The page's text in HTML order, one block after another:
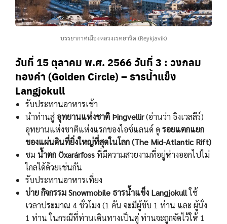
บรรยากาศเมืองหลวงเรคยาวิค (Reykjavik)
วันที่ 15 ตุลาคม พ.ศ. 2566วันที่ 3 : วงกลม
ทองคำ (Golden Circle) – ธารน้ำแข็ง
Langjokull
รับประทานอาหารเช้า
นําท่านสู่ อุทยานแห่งชาติ Þingvellir(อ่านว่า ธิงเวลลีร์)
อุทยานแห่งชาติแห่งแรกของไอซ์แลนด์ ดู รอยแตกแยก
ของแผ่นดินที่ยิ่งใหญ่ที่สุดในโลก (The Mid-Atlantic Rift)
ชม นํ้าตก Öxarárfossที่มีความสวยงามที่อยู่ห่างออกไปไม่
ไกลได้ด้วยเช่นกัน
รับประทานอาหารเที่ยง
บ่ายกิจกรรม Snowmobile ธารน้ำแข็ง Langjokullใช้
เวลาประมาณ 4 ชั่วโมง (1 คัน จะมีผู้ขับ 1 ท่าน และ ผู้นั่ง
1 ท่าน ในกรณีที่ท่านเดินทางเป็นคู่ ท่านจะถูกจัดไว้ให้ 1